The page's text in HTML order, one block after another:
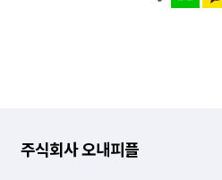
주식회사 오내피플